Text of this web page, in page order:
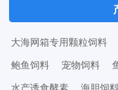
大海网箱专用颗粒饲料
鲍鱼饲料 宠物饲料